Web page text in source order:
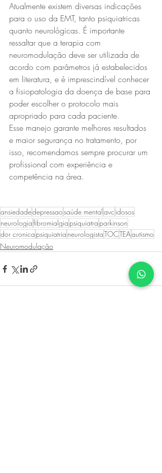
Atualmente existem diversas indicações
para o uso da EMT, tanto psiquiatricas
quanto neurológicas. É importante
ressaltar que a terapia com
neuromodulação deve ser utilizada de
acordo com parâmetros já estabelecidos
em literatura, e é imprescindível conhecer
a fisiopatologia da doença de base para
poder escolher o protocolo mais
apropriado para cada paciente.
Esse manejo garante melhores resultados
e maior segurança no tratamento, por
isso, recomendamos sempre procurar um
profissional com experiência e
competência na área.
ansiedadedepressaosaúde mental avc idosos
neurologiafibromialgia psiquiatra parkinson
dor cronica psiquiatria neurologistaTOCTEAautismo
Neuromodulação